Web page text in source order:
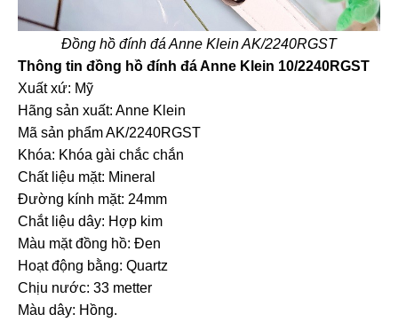
Đồng hồ đính đá Anne Klein AK/2240RGST
Thông tin đồng hồ đính đá Anne Klein 10/2240RGST
Xuất xứ: Mỹ
Hãng sản xuất: Anne Klein
Mã sản phẩm AK/2240RGST
Khóa: Khóa gài chắc chắn
Chất liệu mặt: Mineral
Đường kính mặt: 24mm
Chắt liệu dây: Hợp kim
Màu mặt đồng hồ: Đen
Hoạt động bằng: Quartz
Chịu nước: 33 metter
Màu dây: Hồng.